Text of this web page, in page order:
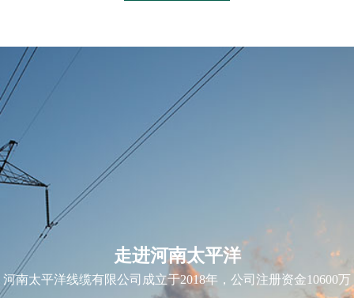
走进河南太平洋
河南太平洋线缆有限公司成立于2018年，公司注册资金10600万